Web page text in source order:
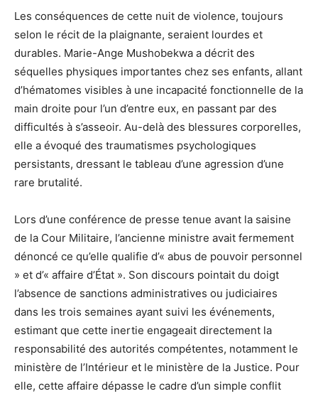
Les conséquences de cette nuit de violence, toujours
selon le récit de la plaignante, seraient lourdes et
durables. Marie-Ange Mushobekwa a décrit des
séquelles physiques importantes chez ses enfants, allant
d’hématomes visibles à une incapacité fonctionnelle de la
main droite pour l’un d’entre eux, en passant par des
difficultés à s’asseoir. Au-delà des blessures corporelles,
elle a évoqué des traumatismes psychologiques
persistants, dressant le tableau d’une agression d’une
rare brutalité.
Lors d’une conférence de presse tenue avant la saisine
de la Cour Militaire, l’ancienne ministre avait fermement
dénoncé ce qu’elle qualifie d’« abus de pouvoir personnel
» et d’« affaire d’État ». Son discours pointait du doigt
l’absence de sanctions administratives ou judiciaires
dans les trois semaines ayant suivi les événements,
estimant que cette inertie engageait directement la
responsabilité des autorités compétentes, notamment le
ministère de l’Intérieur et le ministère de la Justice. Pour
elle, cette affaire dépasse le cadre d’un simple conflit